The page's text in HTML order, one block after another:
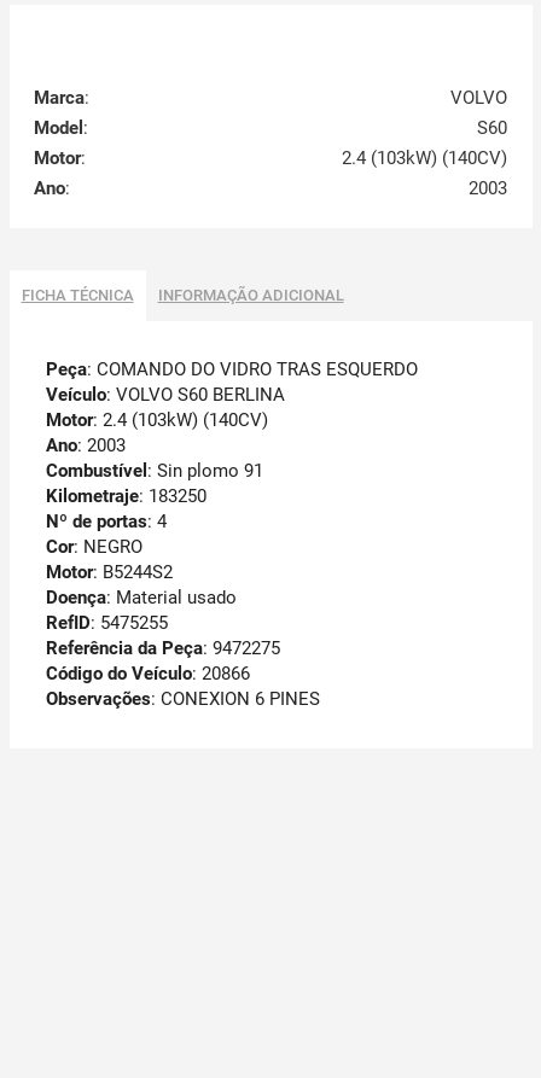
Marca:
VOLVO
Model :
S60
Motor:
2.4 (103kW) (140CV)
Ano: 2003
FICHA TÉCNICA INFORMAÇÃO ADICIONAL
Peça: COMANDO DO VIDRO TRAS ESQUERDO
Veículo: VOLVO S60 BERLINA
Motor: 2.4 (103kW) (140CV)
Ano: 2003
Combustível : Sin plomo 91
Kilometraje: 183250
Nº de portas: 4
Cor: NEGRO
Motor: B5244S2
Doença: Material usado
RefID: 5475255
Referência da Peça: 9472275
Código do Veículo: 20866
Observações: CONEXION 6 PINES